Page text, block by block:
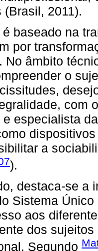
2011).
baseado na
por
No âmbito
o
com
e especialista
a
).
destaca-se a
Sistema
aos
dos
Segundo